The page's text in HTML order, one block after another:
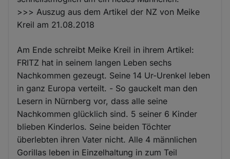
>>> Auszug aus dem Artikel der NZ von Meike
Kreil am 21.08.2018
Am Ende schreibt Meike Kreil in ihrem Artikel:
FRITZ hat in seinem langen Leben sechs
Nachkommen gezeugt. Seine 14 Ur-Urenkel leben
in ganz Europa verteilt. - So gauckelt man den
Lesern in Nürnberg vor, dass alle seine
Nachkommen glücklich sind. 5 seiner 6 Kinder
blieben Kinderlos. Seine beiden Töchter
überlebten ihren Vater nicht. Alle 4 männlichen
Gorillas leben in Einzelhaltung in zum Teil